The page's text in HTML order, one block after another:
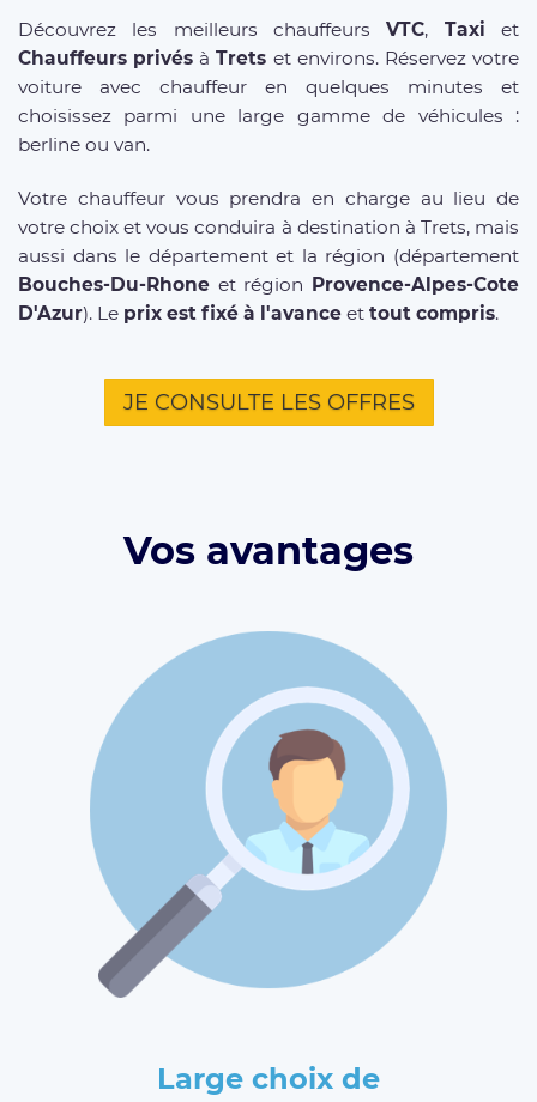
Découvrez les meilleurs chauffeursVTC, Taxi et
Chauffeurs privés àTrets et environs. Réservez votre
voiture avec chauffeur en quelques minutes et
choisissez parmi une large gamme de véhicules :
berline ou van.
Votre chauffeur vous prendra en charge au lieu de
votre choix et vous conduira à destination à Trets, mais
aussi dans le département et la région (département
Bouches-Du-Rhone et région Provence-Alpes-Cote
D'Azur). Le prix est fixé à l'avance et tout compris.
JE CONSULTE LES OFFRES
Vos avantages
Large choix de